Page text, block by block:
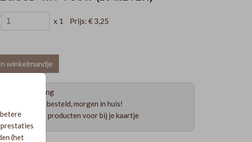
(het
x 1 Prijs: € 3,25
winkelmandje
Gratis verzending
Voor 18:00 uur besteld, morgen in huis!
keuze uit producten voor bij je kaartje